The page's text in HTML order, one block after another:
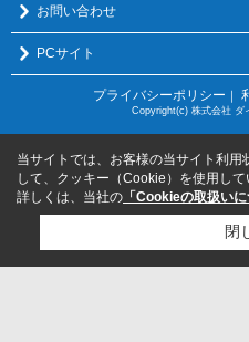
お問い合わせ
PCサイト
プライバシーポリシー ｜
Copyright(c) 株式会社 ダ
当サイトでは、お客様の当サイト利用
して、クッキー（Cookie）を使用して
詳しくは、当社の 「Cookieの取扱いに
閉